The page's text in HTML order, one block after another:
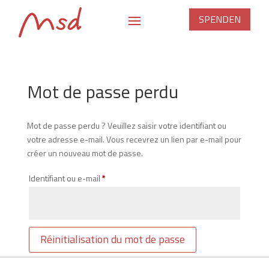
SPENDEN
Mot de passe perdu
Mot de passe perdu ? Veuillez saisir votre identifiant ou
votre adresse e-mail. Vous recevrez un lien par e-mail pour
créer un nouveau mot de passe.
Identifiant ou e-mail*Obligatoire
Réinitialisation du mot de passe